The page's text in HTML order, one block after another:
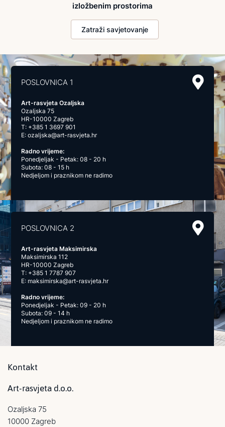
izložbenim prostorima
Zatraži savjetovanje
POSLOVNICA 1
Art-rasvjeta Ozaljska
Ozaljska 75
HR-10000 Zagreb
T: +385 1 3697 901
E:ozaljska@art-rasvjeta.hr
Radno vrijeme:
Ponedjeljak - Petak: 08 - 20 h
Subota: 08 - 15 h
Nedjeljom i praznikom ne radimo
POSLOVNICA 2
Art-rasvjeta Maksimirska
Maksimirska 112
HR-10000 Zagreb
T: +385 1 7787 907
E: maksimirska@art-rasvjeta.hr
Radno vrijeme:
Ponedjeljak - Petak: 09 - 20 h
Subota: 09 - 14 h
Nedjeljom i praznikom ne radimo
Kontakt
Art-rasvjeta d.o.o.
Ozaljska 75
10000 Zagreb